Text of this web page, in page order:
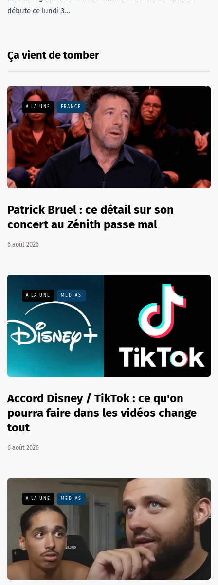
débute ce lundi 3...
Ça vient de tomber
A LA UNE FRANCE
Patrick Bruel : ce détail sur son
concert au Zénith passe mal
6 août 2026
A LA UNE MÉDIAS
Accord Disney / TikTok : ce qu'on
pourra faire dans les vidéos change
tout
6 août 2026
A LA UNE MÉDIAS